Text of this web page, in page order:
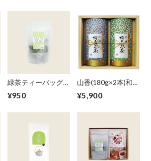
緑茶ティーバッグ
¥950
山香(180g×2本)和紙
¥5,900